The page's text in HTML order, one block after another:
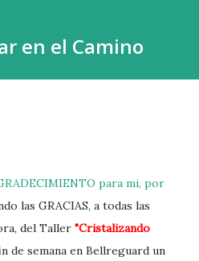
en el Camino
para mi, por
las GRACIAS, a todas las
del Taller "Cristalizando
de semana en Bellreguard un